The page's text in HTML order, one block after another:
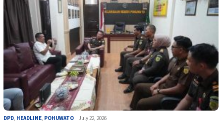
DPD, HEADLINE, POHUWATO July 22, 2026